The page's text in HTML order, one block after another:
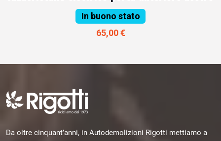
In buono stato
65,00 €
Da oltre cinquant’anni, in Autodemolizioni Rigotti mettiamo a